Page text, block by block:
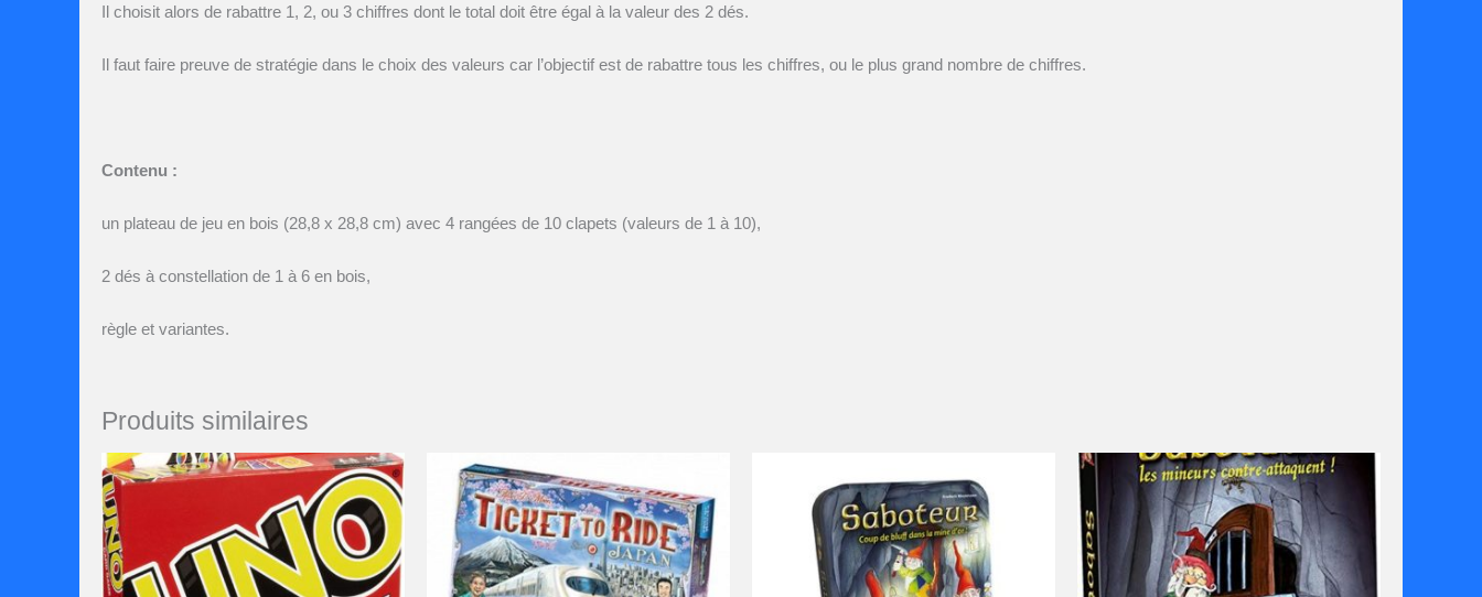
Il choisit alors de rabattre 1, 2, ou 3 chiffres dont le total doit être égal à la valeur des 2 dés.
Il faut faire preuve de stratégie dans le choix des valeurs car l’objectif est de rabattre tous les chiffres, ou le plus grand nombre de chiffres.
Contenu :
un plateau de jeu en bois (28,8 x 28,8 cm) avec 4 rangées de 10 clapets (valeurs de 1 à 10),
2 dés à constellation de 1 à 6 en bois,
règle et variantes.
Produits similaires